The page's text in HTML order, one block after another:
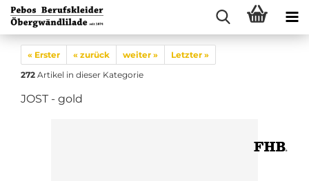
« Erster « zurück weiter »
Letzter »
272 Artikel in dieser Kategorie
JOST - gold